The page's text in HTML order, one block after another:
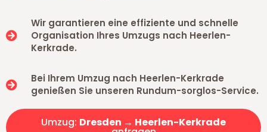
Wir garantieren eine effiziente und schnelle
Organisation Ihres Umzugs nach Heerlen-
Kerkrade.
Bei Ihrem Umzug nach Heerlen-Kerkrade
genießen Sie unseren Rundum-sorglos-Service.
Umzug: Dresden → Heerlen-Kerkrade